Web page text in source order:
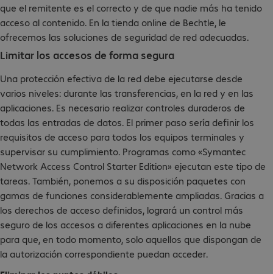
que el remitente es el correcto y de que nadie más ha tenido
acceso al contenido. En la tienda online de Bechtle, le
ofrecemos las soluciones de seguridad de red adecuadas.
Limitar los accesos de forma segura
Una protección efectiva de la red debe ejecutarse desde
varios niveles: durante las transferencias, en la red y en las
aplicaciones. Es necesario realizar controles duraderos de
todas las entradas de datos. El primer paso sería definir los
requisitos de acceso para todos los equipos terminales y
supervisar su cumplimiento. Programas como «Symantec
Network Access Control Starter Edition» ejecutan este tipo de
tareas. También, ponemos a su disposición paquetes con
gamas de funciones considerablemente ampliadas. Gracias a
los derechos de acceso definidos, logrará un control más
seguro de los accesos a diferentes aplicaciones en la nube
para que, en todo momento, solo aquellos que dispongan de
la autorización correspondiente puedan acceder.